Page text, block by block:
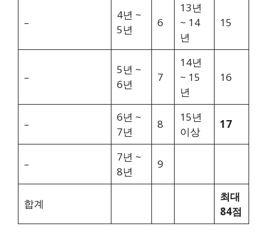
–
4년 ~
5년
6
13년
~ 14
년
15
–
5년 ~
6년
7
14년
~ 15
년
16
–
6년 ~
7년
8
15년
이상
17
–
7년 ~
8년
9
합계
최대
84점